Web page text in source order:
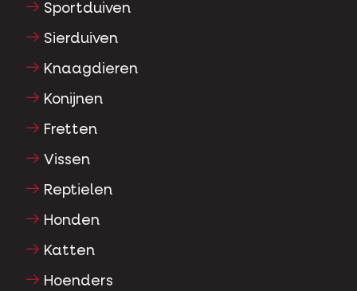
Sportduiven
Sierduiven
Knaagdieren
Konijnen
Fretten
Vissen
Reptielen
Honden
Katten
Hoenders